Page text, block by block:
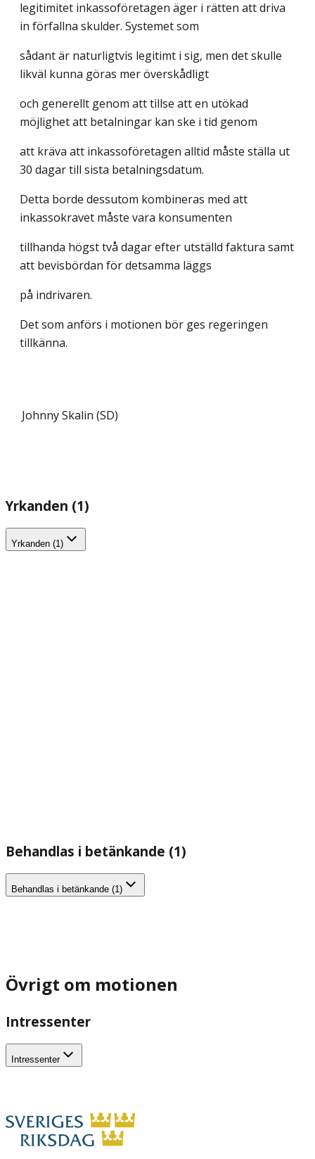
legitimitet inkassoföretagen äger i rätten att driva
in förfallna skulder. Systemet som
sådant är naturligtvis legitimt i sig, men det skulle
likväl kunna göras mer överskådligt
och generellt genom att tillse att en utökad
möjlighet att betalningar kan ske i tid genom
att kräva att inkassoföretagen alltid måste ställa ut
30 dagar till sista betalningsdatum.
Detta borde dessutom kombineras med att
inkassokravet måste vara konsumenten
tillhanda högst två dagar efter utställd faktura samt
att bevisbördan för detsamma läggs
på indrivaren.
Det som anförs i motionen bör ges regeringen
tillkänna.
Johnny Skalin (SD)
Yrkanden (1)
Yrkanden (1)
Behandlas i betänkande (1)
Behandlas i betänkande (1)
Övrigt om motionen
Intressenter
Intressenter